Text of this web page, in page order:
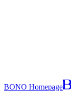
BONO Homepage